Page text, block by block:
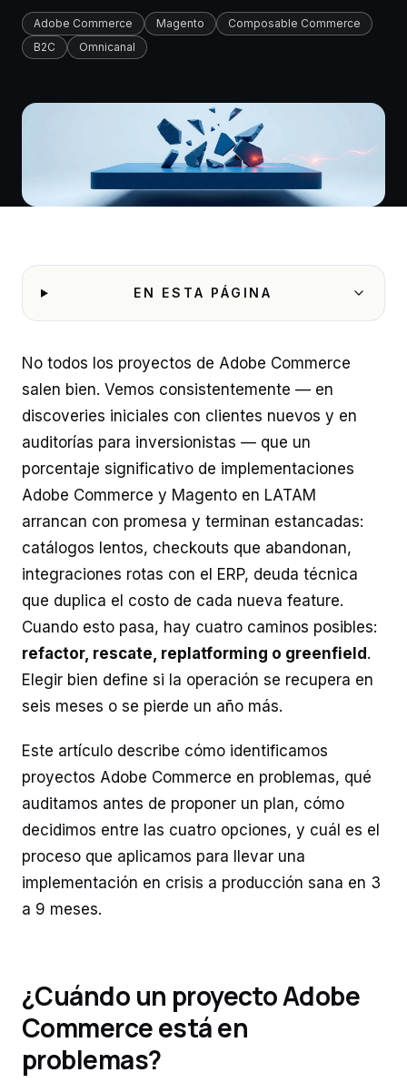
Adobe Commerce Magento
Composable Commerce
B2C
Omnicanal
EN ESTA PÁGINA
No todos los proyectos de Adobe Commerce
salen bien. Vemos consistentemente — en
discoveries iniciales con clientes nuevos y en
auditorías para inversionistas — que un
porcentaje significativo de implementaciones
Adobe Commerce y Magento en LATAM
arrancan con promesa y terminan estancadas:
catálogos lentos, checkouts que abandonan,
integraciones rotas con el ERP, deuda técnica
que duplica el costo de cada nueva feature.
Cuando esto pasa, hay cuatro caminos posibles:
refactor, rescate, replatforming o greenfield .
Elegir bien define si la operación se recupera en
seis meses o se pierde un año más.
Este artículo describe cómo identificamos
proyectos Adobe Commerce en problemas, qué
auditamos antes de proponer un plan, cómo
decidimos entre las cuatro opciones, y cuál es el
proceso que aplicamos para llevar una
implementación en crisis a producción sana en 3
a 9 meses.
¿Cuándo un proyecto Adobe
Commerce está en
problemas?